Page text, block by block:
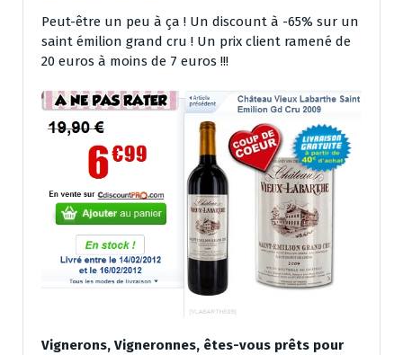
Peut-être un peu à ça ! Un discount à -65% sur un
saint émilion grand cru ! Un prix client ramené de
20 euros à moins de 7 euros !!!
Vignerons, Vigneronnes, êtes-vous prêts pour